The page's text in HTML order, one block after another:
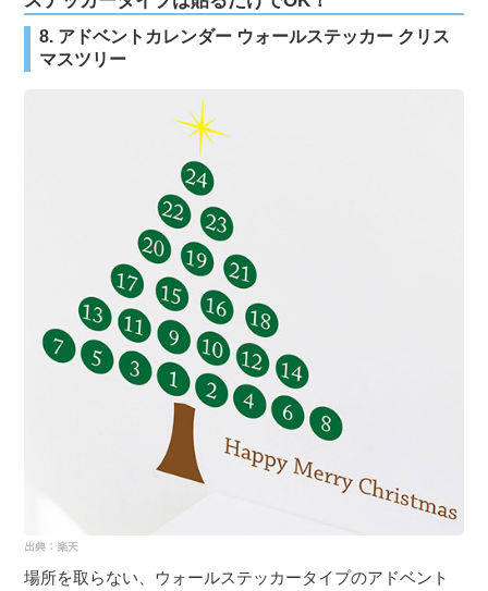
8. アドベントカレンダー ウォールステッカー クリス
マスツリー
場所を取らない、ウォールステッカータイプのアドベント